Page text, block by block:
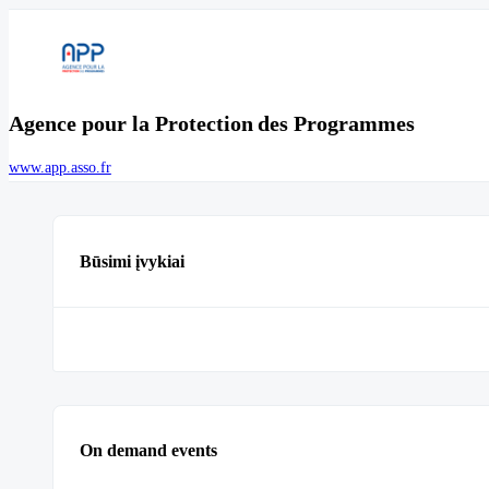
Agence pour la Protection des Programmes
www.app.asso.fr
Būsimi įvykiai
On demand events